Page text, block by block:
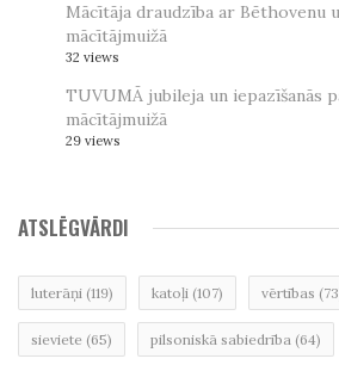
Mācītāja draudzība ar Bēthovenu
mācītājmuižā
32 views
TUVUMĀ jubileja un iepazīšanās
mācītājmuižā
29 views
ATSLĒGVĀRDI
luterāņi (119) katoļi (107) vērtības
sieviete (65) pilsoniskā sabiedrība (64)